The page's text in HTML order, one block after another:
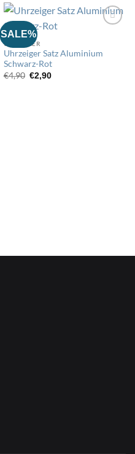
SALE%
die
UHRZEIGER
Uhrzeiger Satz Aluminium
Schwarz-Rot
€4,90 Ursprünglicher
Preis
€2,90Aktueller